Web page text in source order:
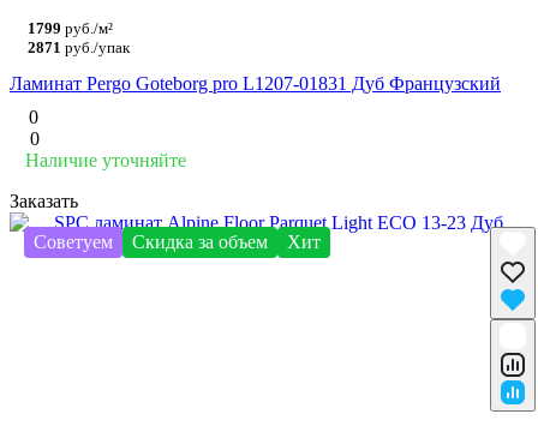
1799 руб./м²
2871 руб./упак
Ламинат Pergo Goteborg pro L1207-01831 Дуб Французский
0
0
Наличие уточняйте
Заказать
Советуем
Скидка за объем Хит